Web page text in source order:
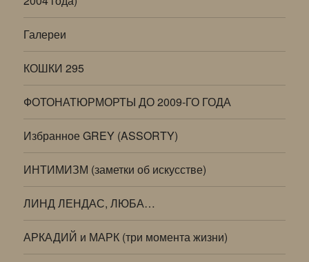
Галереи
КОШКИ 295
ФОТОНАТЮРМОРТЫ ДО 2009-ГО ГОДА
Избранное GREY (ASSORTY)
ИНТИМИЗМ (заметки об искусстве)
ЛИНД ЛЕНДАС, ЛЮБА…
АРКАДИЙ и МАРК (три момента жизни)